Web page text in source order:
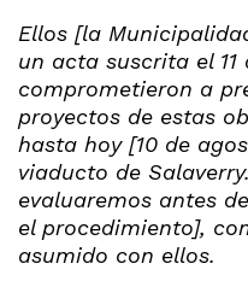
Ellos [la
un acta suscrita el 11
comprometieron a
proyectos de estas
hasta hoy [10 de
viaducto de
evaluaremos antes
el procedimiento],
asumido con ellos.